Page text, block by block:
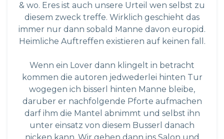
& wo. Eres ist auch unsere Urteil wen selbst zu
diesem zweck treffe. Wirklich geschieht das
immer nur dann sobald Manne davon europid.
Heimliche Auftreffen existieren auf keinen fall.
Wenn ein Lover dann klingelt in betracht
kommen die autoren jedwederlei hinten Tur
wogegen ich bisserl hinten Manne bleibe,
daruber er nachfolgende Pforte aufmachen
darf ihm die Mantel abnimmt und selbst ihn
unter einsatz von diesem Busserl danach